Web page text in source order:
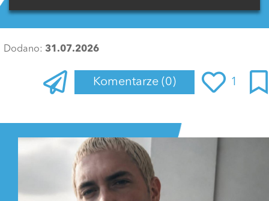
Dodano: 31.07.2026
Komentarze (0) 1